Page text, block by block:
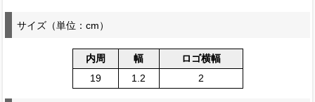
サイズ（単位：cm）
内周 幅
ロゴ横幅
19
1.2 2